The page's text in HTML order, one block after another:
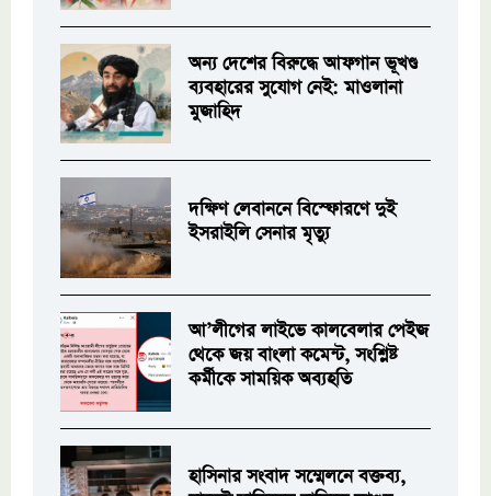
অন্য দেশের বিরুদ্ধে আফগান ভূখণ্ড
ব্যবহারের সুযোগ নেই: মাওলানা
মুজাহিদ
দক্ষিণ লেবাননে বিস্ফোরণে দুই
ইসরাইলি সেনার মৃত্যু
আ’লীগের লাইভে কালবেলার পেইজ
থেকে জয় বাংলা কমেন্ট, সংশ্লিষ্ট
কর্মীকে সাময়িক অব্যহতি
হাসিনার সংবাদ সম্মেলনে বক্তব্য,